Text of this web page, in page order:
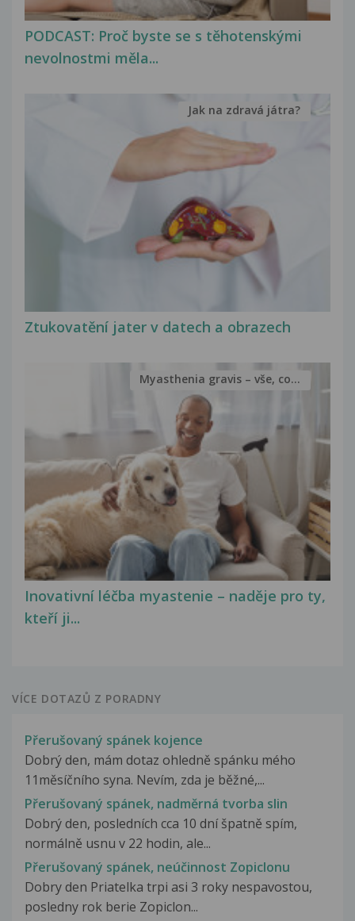
PODCAST: Proč byste se s těhotenskými
nevolnostmi měla...
Ztukovatění jater v datech a obrazech
Jak na zdravá játra?
Inovativní léčba myastenie – naděje pro ty,
kteří ji...
Myasthenia gravis – vše, co...
VÍCE DOTAZŮ Z PORADNY
Přerušovaný spánek kojence
Dobrý den, mám dotaz ohledně spánku mého
11měsíčního syna. Nevím, zda je běžné,...
Přerušovaný spánek, nadměrná tvorba slin
Dobrý den, posledních cca 10 dní špatně spím,
normálně usnu v 22 hodin, ale...
Přerušovaný spánek, neúčinnost Zopiclonu
Dobry den Priatelka trpi asi 3 roky nespavostou,
posledny rok berie Zopiclon...